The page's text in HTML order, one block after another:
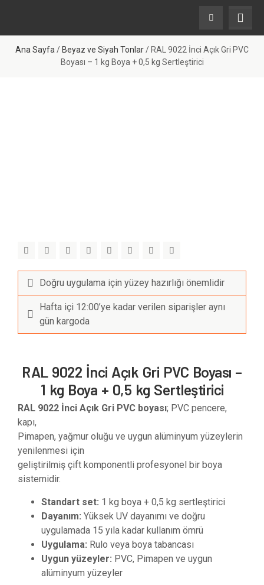
Ana Sayfa / Beyaz ve Siyah Tonlar/ RAL 9022 İnci Açık Gri PVC
Boyası – 1 kg Boya + 0,5 kg Sertleştirici
Doğru uygulama için yüzey hazırlığı önemlidir
Hafta içi 12:00’ye kadar verilen siparişler aynı
gün kargoda
RAL 9022 İnci Açık Gri PVC Boyası –
1 kg Boya + 0,5 kg Sertleştirici
RAL 9022 İnci Açık Gri PVC boyası; PVC pencere,
kapı,
Pimapen, yağmur oluğu ve uygun alüminyum yüzeylerin
yenilenmesi için
geliştirilmiş çift komponentli profesyonel bir boya
sistemidir.
Standart set: 1 kg boya + 0,5 kg sertleştirici
Dayanım: Yüksek UV dayanımı ve doğru
uygulamada 15 yıla kadar kullanım ömrü
Uygulama: Rulo veya boya tabancası
Uygun yüzeyler: PVC, Pimapen ve uygun
alüminyum yüzeyler